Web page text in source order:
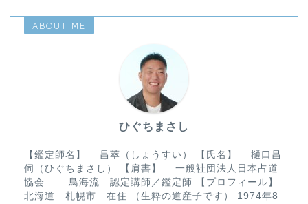
e e
ABOUT ME
ひぐちまさし
【鑑定師名】 昌萃（しょうすい） 【氏名】 樋口昌
伺（ひぐちまさし） 【肩書】 一般社団法人日本占道
協会 鳥海流 認定講師／鑑定師 【プロフィール】
北海道 札幌市 在住 （生粋の道産子です） 1974年8